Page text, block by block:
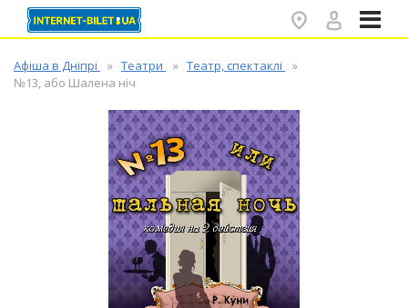
Афіша в Дніпрі Театри
Театр, спектаклі
№13, або Шалена ніч